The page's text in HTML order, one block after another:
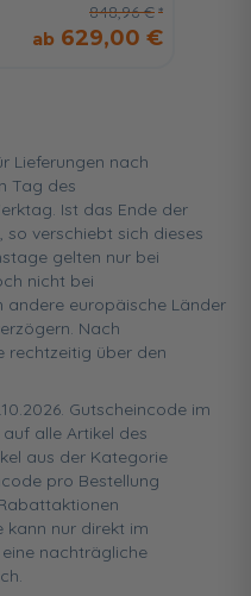
848,96 €
629,00 €
Lieferungen nach
Tag des
Ist das Ende der
so verschiebt sich dieses
gelten nur bei
nicht bei
andere europäische Länder
Nach
rechtzeitig über den
Gutscheincode im
alle Artikel des
aus der Kategorie
pro Bestellung
kann nur direkt im
nachträgliche